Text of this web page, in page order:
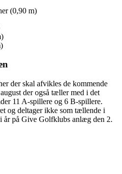
(0,90 m)
der skal afvikles de kommende
der også tæller med i det
11 A-spillere og 6 B-spillere.
og deltager ikke som tællende i
år på Give Golfklubs anlæg den 2.